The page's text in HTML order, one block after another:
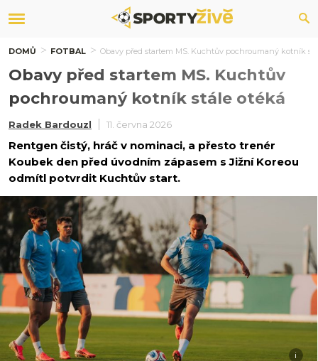
DOMŮ FOTBAL Obavy před startem MS. Kuchtův pochroumaný kotník
Obavy před startem MS. Kuchtův
pochroumaný kotník stále otéká
Radek Bardouzl 11. června 2026
Rentgen čistý, hráč v nominaci, a přesto trenér
Koubek den před úvodním zápasem s Jižní Koreou
odmítl potvrdit Kuchtův start.
i